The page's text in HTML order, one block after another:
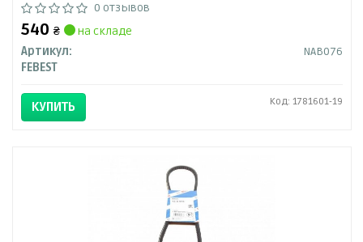
0 отзывов
540 ₴
на складе
Артикул:
NAB076
FEBEST
КУПИТЬ Код: 1781601-19